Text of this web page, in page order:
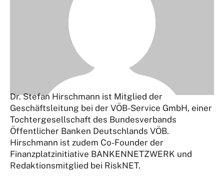
Dr. Stefan Hirschmann ist Mitglied der
Geschäftsleitung bei der VÖB-Service GmbH, einer
Tochtergesellschaft des Bundesverbands
Öffentlicher Banken Deutschlands VÖB.
Hirschmann ist zudem Co-Founder der
Finanzplatzinitiative BANKENNETZWERK und
Redaktionsmitglied bei RiskNET.